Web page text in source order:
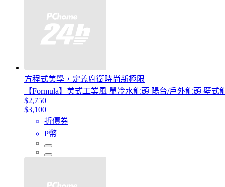
方程式美學，定義廚衛時尚新極限
【Formula】美式工業風 單冷水龍頭 陽台/戶外龍頭 壁式
$2,750
$3,100
折價券
P幣